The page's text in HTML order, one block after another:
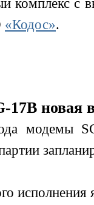
комплекс с
«Кодос».
17B
модемы
исполнения